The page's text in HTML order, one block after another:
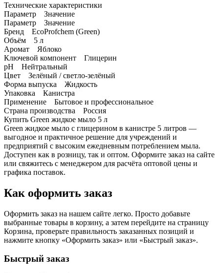
Технические характеристики
Параметр Значение
Параметр Значение
Бренд EcoProfchem (Green)
Объём 5 л
Аромат Яблоко
Ключевой компонент Глицерин
pH Нейтральный
Цвет Зелёный / светло-зелёный
Форма выпуска Жидкость
Упаковка Канистра
Применение Бытовое и профессиональное
Страна производства Россия
Купить Green жидкое мыло 5 л
Green жидкое мыло с глицерином в канистре 5 литров —
выгодное и практичное решение для учреждений и
предприятий с высоким ежедневным потреблением мыла.
Доступен как в розницу, так и оптом. Оформите заказ на сайте
или свяжитесь с менеджером для расчёта оптовой цены и
графика поставок.
Как оформить заказ
Оформить заказ на нашем сайте легко. Просто добавьте
выбранные товары в корзину, а затем перейдите на страницу
Корзина, проверьте правильность заказанных позиций и
нажмите кнопку «Оформить заказ» или «Быстрый заказ».
Быстрый заказ